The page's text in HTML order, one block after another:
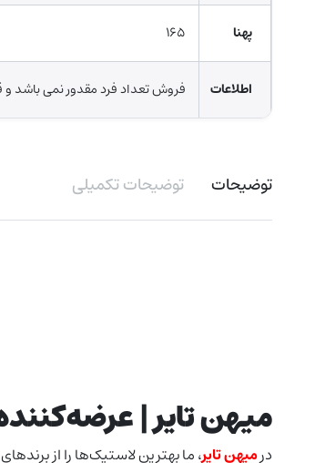
پهنا ۱۶۵
اطلاعات فروش تعداد فرد مقدور نمی باشد
توضیحات توضیحات تکمیلی
میهن تایر |
درمیهن تایر، ما بهترین لاستیک‌ها را از